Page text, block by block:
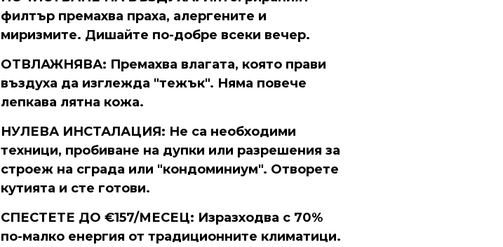
филтър премахва праха, алергените и
миризмите. Дишайте по-добре всеки вечер.
ОТВЛАЖНЯВА: Премахва влагата, която прави
въздуха да изглежда "тежък". Няма повече
лепкава лятна кожа.
НУЛЕВА ИНСТАЛАЦИЯ: Не са необходими
техници, пробиване на дупки или разрешения за
строеж на сграда или "кондоминиум". Отворете
кутията и сте готови.
СПЕСТЕТЕ ДО €157/МЕСЕЦ: Изразходва с 70%
по-малко енергия от традиционните климатици.